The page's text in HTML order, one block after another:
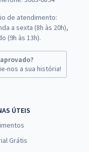
de atendimento:
a sexta (8h às 20h),
(9h às 13h).
nos a sua história!
ÚTEIS
Grátis